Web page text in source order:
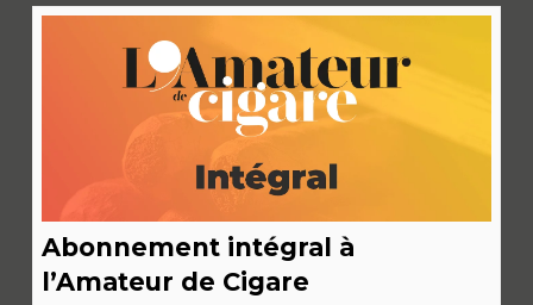
Abonnement intégral à
l’Amateur de Cigare